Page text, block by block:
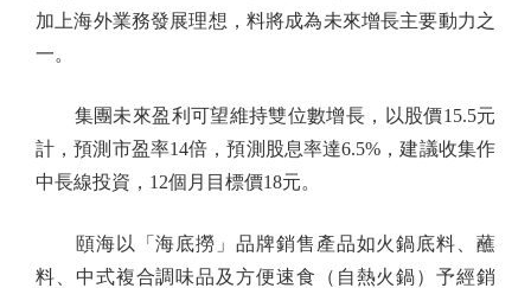
加上海外業務發展理想，料將成為未來增長主要動力之
一。
集團未來盈利可望維持雙位數增長，以股價15.5元
計，預測市盈率14倍，預測股息率達6.5%，建議收集作
中長線投資，12個月目標價18元。
頤海以「海底撈」品牌銷售產品如火鍋底料、蘸
料、中式複合調味品及方便速食（自熱火鍋）予經銷